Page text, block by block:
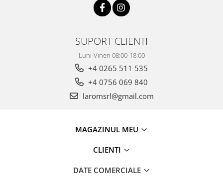
SUPORT CLIENTI
Luni-Vineri 08:00-18:00
+4 0265 511 535
+4 0756 069 840
laromsrl@gmail.com
MAGAZINUL MEU
CLIENTI
DATE COMERCIALE